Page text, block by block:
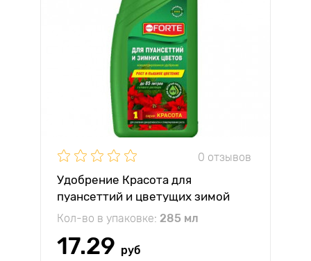
0 отзывов
Удобрение Красота для
пуансеттий и цветущих зимой
растений
Кол-во в упаковке: 285 мл
17.29 руб